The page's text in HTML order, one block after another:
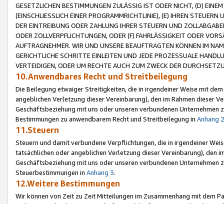
GESETZLICHEN BESTIMMUNGEN ZULÄSSIG IST ODER NICHT, (D)
(EINSCHLIESSLICH EINER PROGRAMMRICHTLINIE), (E) IHREN
DER EINTREIBUNG ODER ZAHLUNG IHRER STEUERN UND
ODER ZOLLVERPFLICHTUNGEN, ODER (F) FAHRLÄSSIGKEIT ODER
AUFTRAGNEHMER. WIR UND UNSERE BEAUFTRAGTEN KÖNNEN IM
GERICHTLICHE SCHRITTE EINLEITEN UND JEDE PROZESSUALE
VERTEIDIGEN, ODER UM RECHTE AUCH ZUM ZWECK DER
10.Anwendbares Recht und Streitbeilegung
Die Beilegung etwaiger Streitigkeiten, die in irgendeiner Weise mit
angeblichen Verletzung dieser Vereinbarung), den im Rahmen dieser
Geschäftsbeziehung mit uns oder unseren verbundenen
Bestimmungen zu anwendbarem Recht und Streitbeilegung in Anhang 2
11.Steuern
Steuern und damit verbundene Verpflichtungen, die in irgendeiner
tatsächlichen oder angeblichen Verletzung dieser Vereinbarung), den
Geschäftsbeziehung mit uns oder unseren verbundenen
Steuerbestimmungen in Anhang 3.
12.Weitere Bestimmungen
Wir können von Zeit zu Zeit Mitteilungen im Zusammenhang mit dem